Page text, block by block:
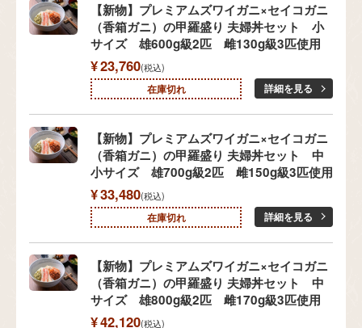
【新物】プレミアムズワイガニ×セイコガニ
（香箱ガニ）の甲羅盛り 夫婦丼セット 小
サイズ 雄600g級2匹 雌130g級3匹使用
¥23,760 税込
在庫切れ 詳細を見る
【新物】プレミアムズワイガニ×セイコガニ
（香箱ガニ）の甲羅盛り 夫婦丼セット 中
小サイズ 雄700g級2匹 雌150g級3匹使用
¥33,480 税込
在庫切れ 詳細を見る
【新物】プレミアムズワイガニ×セイコガニ
（香箱ガニ）の甲羅盛り 夫婦丼セット 中
サイズ 雄800g級2匹 雌170g級3匹使用
¥42,120 税込